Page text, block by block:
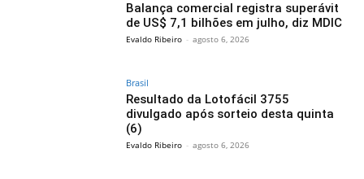
Balança comercial registra superávit
de US$ 7,1 bilhões em julho, diz MDIC
Evaldo Ribeiro - agosto 6, 2026
Brasil
Resultado da Lotofácil 3755
divulgado após sorteio desta quinta
(6)
Evaldo Ribeiro - agosto 6, 2026